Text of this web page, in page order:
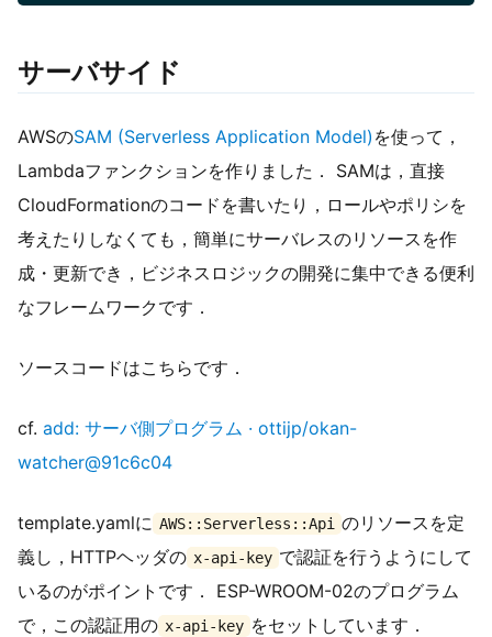
サーバサイド
AWSのSAM (Serverless Application Model) を使って，
Lambdaファンクションを作りました． SAMは，直接
CloudFormationのコードを書いたり，ロールやポリシを
考えたりしなくても，簡単にサーバレスのリソースを作
成・更新でき，ビジネスロジックの開発に集中できる便利
なフレームワークです．
ソースコードはこちらです．
cf. add: サーバ側プログラム · ottijp/okan-
watcher@91c6c04
template.yamlに AWS::Serverless::Api のリソースを定
義し，HTTPヘッダの x-api-key で認証を行うようにして
いるのがポイントです． ESP-WROOM-02のプログラム
で，この認証用の x-api-key をセットしています．